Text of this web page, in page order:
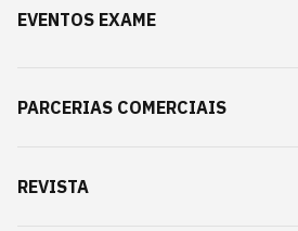
EVENTOS EXAME
PARCERIAS COMERCIAIS
REVISTA